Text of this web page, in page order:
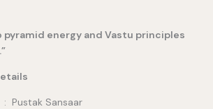
pyramid energy and Vastu principles
Publisher ‏ : ‎ Pustak Sansaar